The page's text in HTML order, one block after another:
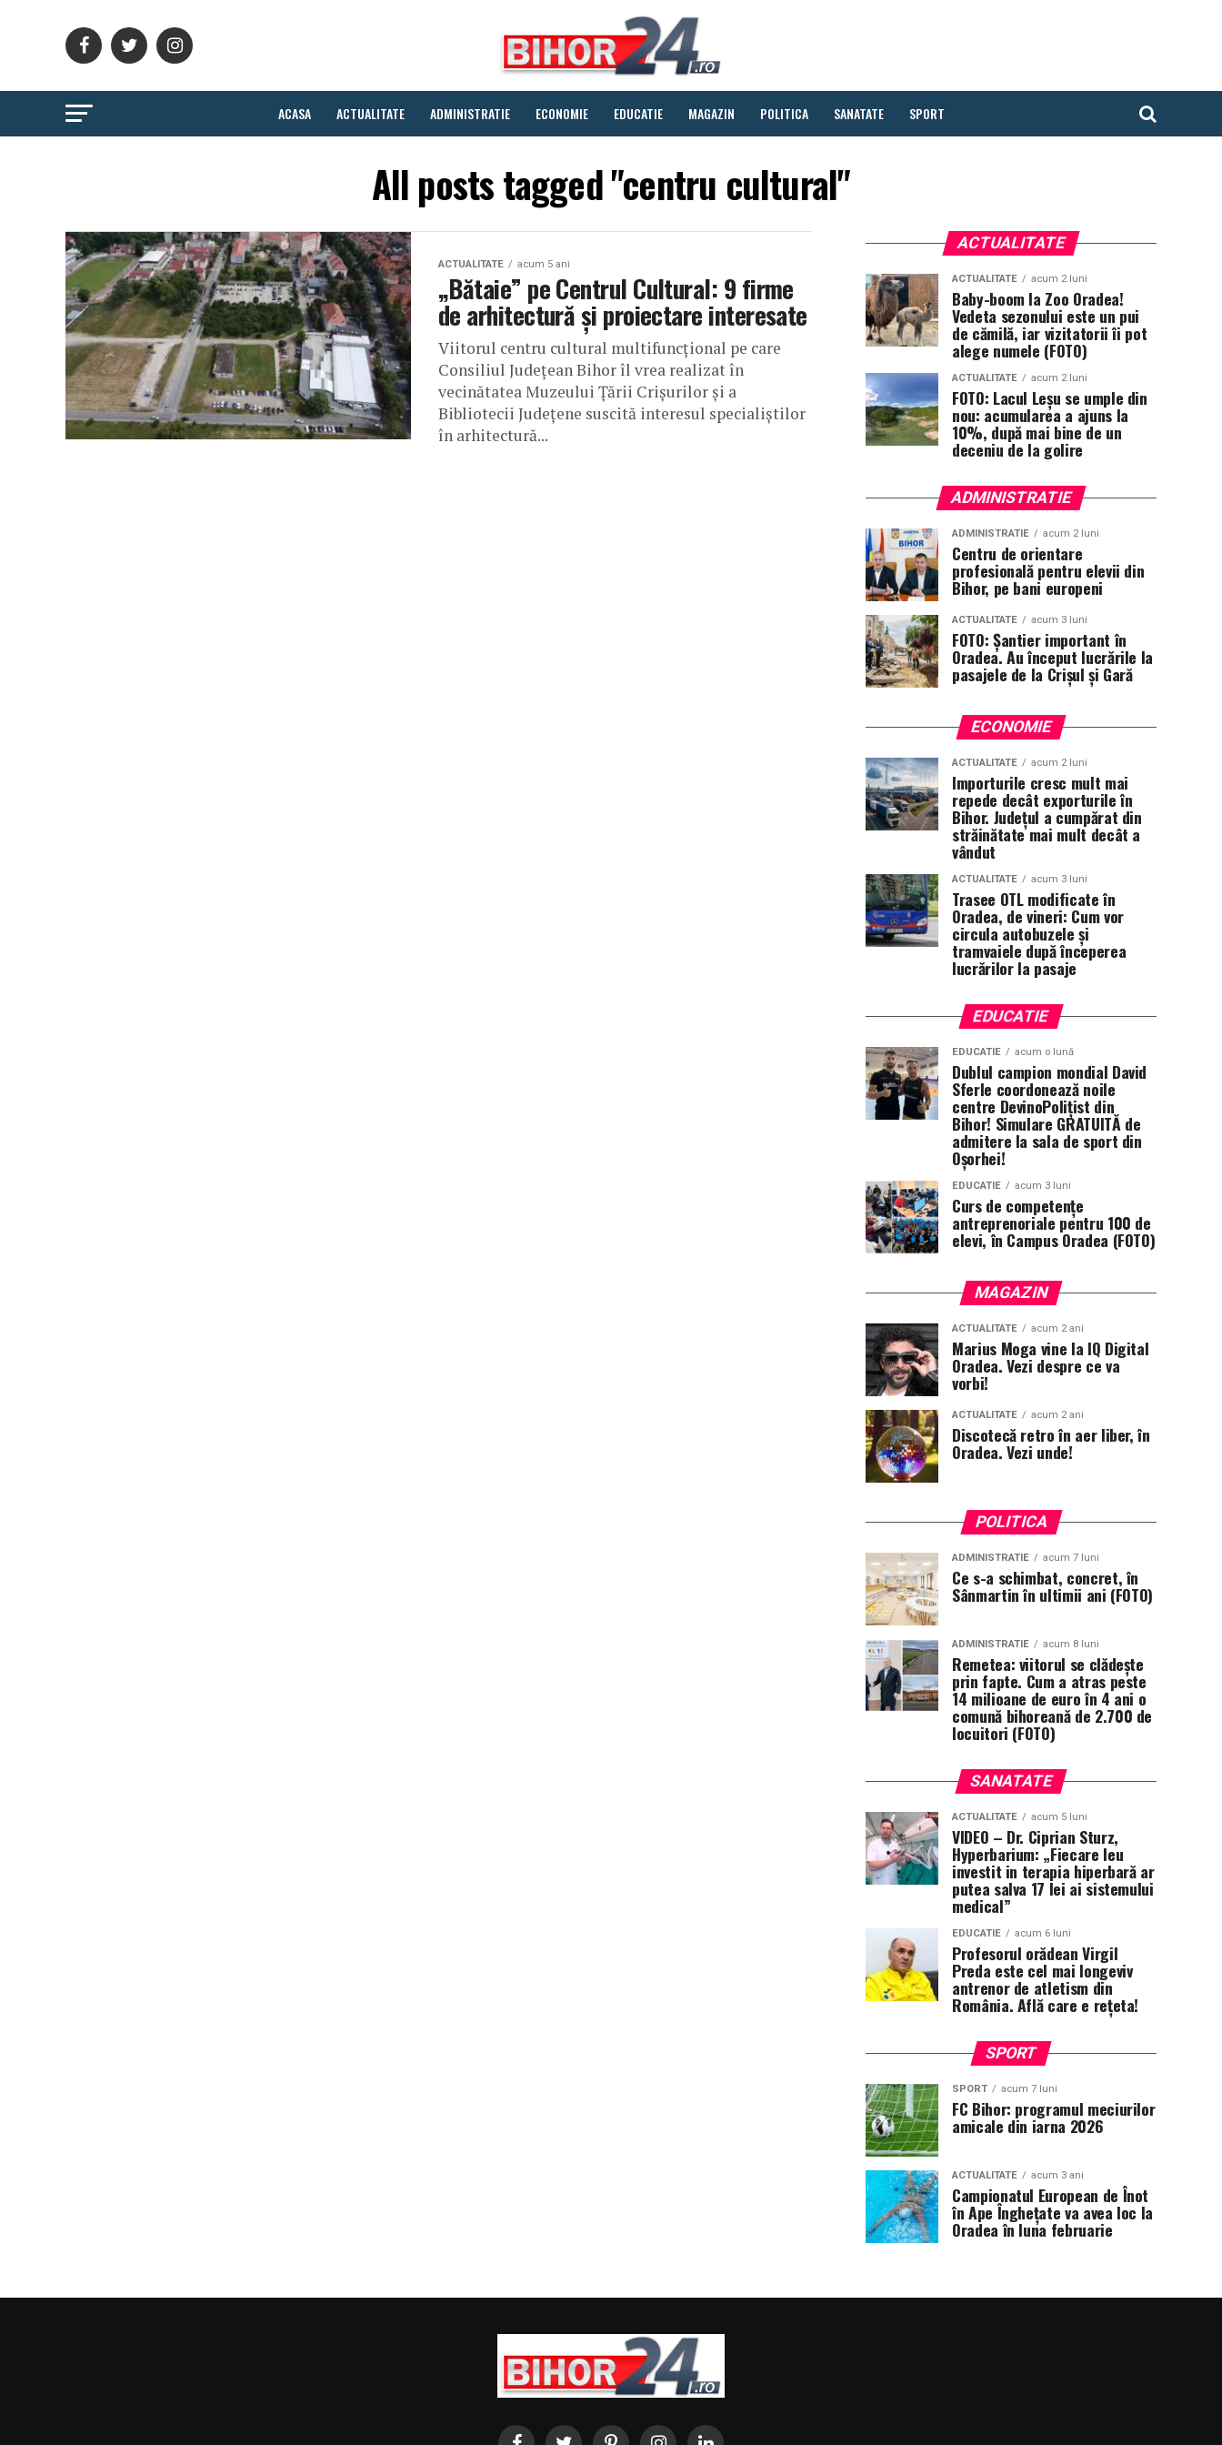
ACASA ACTUALITATE ADMINISTRATIE ECONOMIE EDUCATIE MAGAZIN POLITICA SANATATE SPORT
All posts tagged "centru cultural"
ACTUALITATE acum 5 ani
„Bătaie” pe Centrul Cultural: 9 firme
de arhitectură și proiectare interesate
Viitorul centru cultural multifuncțional pe care
Consiliul Județean Bihor îl vrea realizat în
vecinătatea Muzeului Țării Crișurilor și a
Bibliotecii Județene suscită interesul specialiștilor
în arhitectură...
ACTUALITATE
ACTUALITATE acum 2 luni
Baby-boom la Zoo Oradea!
Vedeta sezonului este un pui
de cămilă, iar vizitatorii îi pot
alege numele (FOTO)
ACTUALITATE acum 2 luni
FOTO: Lacul Leșu se umple din
nou: acumularea a ajuns la
10%, după mai bine de un
deceniu de la golire
ADMINISTRATIE
ADMINISTRATIE acum 2 luni
Centru de orientare
profesională pentru elevii din
Bihor, pe bani europeni
ACTUALITATE acum 3 luni
FOTO: Șantier important în
Oradea. Au început lucrările la
pasajele de la Crișul și Gară
ECONOMIE
ACTUALITATE acum 2 luni
Importurile cresc mult mai
repede decât exporturile în
Bihor. Județul a cumpărat din
străinătate mai mult decât a
vândut
ACTUALITATE acum 3 luni
Trasee OTL modificate în
Oradea, de vineri: Cum vor
circula autobuzele și
tramvaiele după începerea
lucrărilor la pasaje
EDUCATIE
EDUCATIE acum o lună
Dublul campion mondial David
Sferle coordonează noile
centre DevinoPolițist din
Bihor! Simulare GRATUITĂ de
admitere la sala de sport din
Oșorhei!
EDUCATIE acum 3 luni
Curs de competențe
antreprenoriale pentru 100 de
elevi, în Campus Oradea (FOTO)
MAGAZIN
ACTUALITATE acum 2 ani
Marius Moga vine la IQ Digital
Oradea. Vezi despre ce va
vorbi!
ACTUALITATE acum 2 ani
Discotecă retro în aer liber, în
Oradea. Vezi unde!
POLITICA
ADMINISTRATIE acum 7 luni
Ce s-a schimbat, concret, în
Sânmartin în ultimii ani (FOTO)
ADMINISTRATIE acum 8 luni
Remetea: viitorul se clădește
prin fapte. Cum a atras peste
14 milioane de euro în 4 ani o
comună bihoreană de 2.700 de
locuitori (FOTO)
SANATATE
ACTUALITATE acum 5 luni
VIDEO – Dr. Ciprian Sturz,
Hyperbarium: „Fiecare leu
investit in terapia hiperbară ar
putea salva 17 lei ai sistemului
medical”
EDUCATIE acum 6 luni
Profesorul orădean Virgil
Preda este cel mai longeviv
antrenor de atletism din
România. Află care e rețeta!
SPORT
SPORT acum 7 luni
FC Bihor: programul meciurilor
amicale din iarna 2026
ACTUALITATE acum 3 ani
Campionatul European de Înot
în Ape Înghețate va avea loc la
Oradea în luna februarie